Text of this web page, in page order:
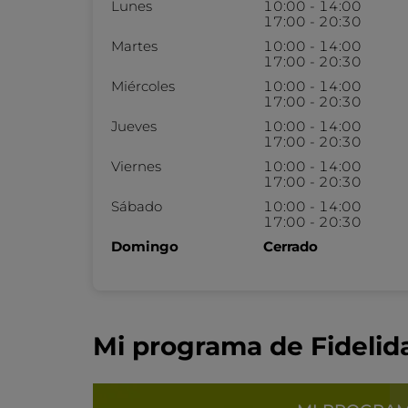
Lunes
10:00 - 14:00
17:00 - 20:30
Martes
10:00 - 14:00
17:00 - 20:30
Miércoles
10:00 - 14:00
17:00 - 20:30
Jueves
10:00 - 14:00
17:00 - 20:30
Viernes
10:00 - 14:00
17:00 - 20:30
Sábado
10:00 - 14:00
17:00 - 20:30
Domingo
Cerrado
Mi programa de